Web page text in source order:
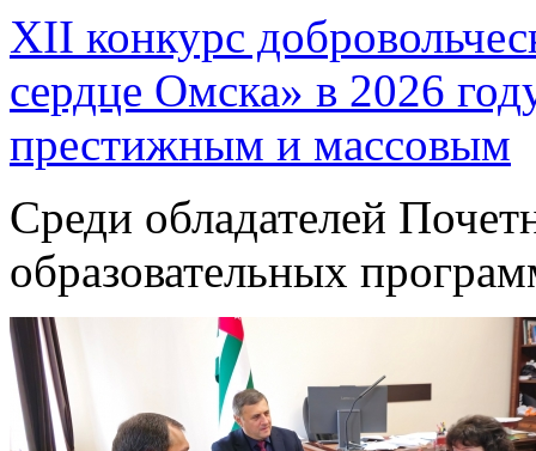
XII конкурс
сердце Омска» в 2026
престижным и массовым
Среди обладателей
образовательных